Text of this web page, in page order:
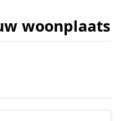
woonplaats